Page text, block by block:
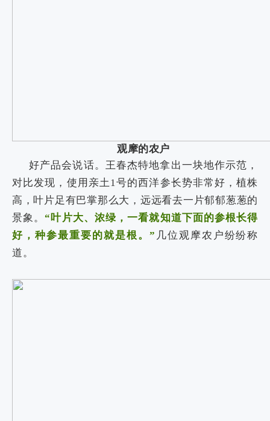
观摩的农户
好产品会说话。王春杰特地拿出一块地作示范，
对比发现，使用亲土1号的西洋参长势非常好，植株
高，叶片足有巴掌那么大，远远看去一片郁郁葱葱的
景象。“叶片大、浓绿，一看就知道下面的参根长得
好，种参最重要的就是根。” 几位观摩农户纷纷称
道。